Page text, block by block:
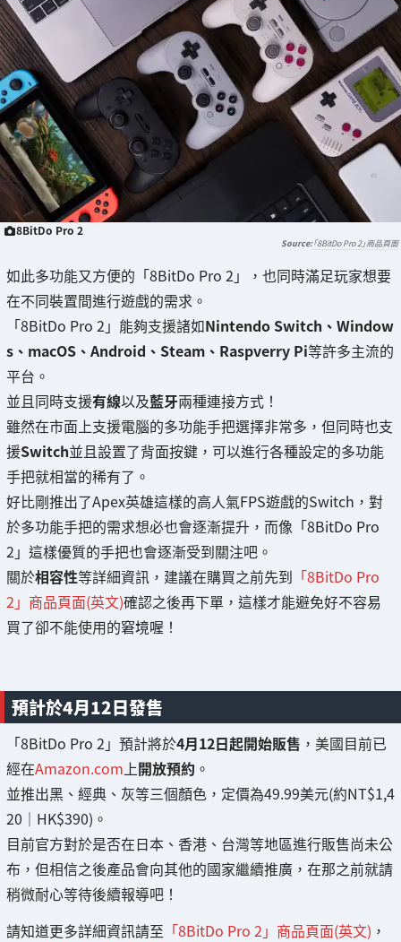
8BitDo Pro 2
「8BitDo Pro 2」商品頁面
如此多功能又方便的「8BitDo Pro 2」，也同時滿足玩家想要
在不同裝置間進行遊戲的需求。
「8BitDo Pro 2」能夠支援諸如Nintendo Switch、Window
s、macOS、Android、Steam、Raspverry Pi等許多主流的
平台。
並且同時支援有線以及藍牙兩種連接方式！
雖然在市面上支援電腦的多功能手把選擇非常多，但同時也支
援Switch並且設置了背面按鍵，可以進行各種設定的多功能
手把就相當的稀有了。
好比剛推出了Apex英雄這樣的高人氣FPS遊戲的Switch，對
於多功能手把的需求想必也會逐漸提升，而像「8BitDo Pro
2」這樣優質的手把也會逐漸受到關注吧。
關於相容性等詳細資訊，建議在購買之前先到 「8BitDo Pro
2」商品頁面(英文)確認之後再下單，這樣才能避免好不容易
買了卻不能使用的窘境喔！
預計於4月12日發售
「8BitDo Pro 2」預計將於4月12日起開始販售 ，美國目前已
經在Amazon.com上開放預約 。
並推出黑、經典、灰等三個顏色，定價為49.99美元(約NT$1,4
20｜HK$390)。
目前官方對於是否在日本、香港、台灣等地區進行販售尚未公
布，但相信之後產品會向其他的國家繼續推廣，在那之前就請
稍微耐心等待後續報導吧！
請知道更多詳細資訊請至 「8BitDo Pro 2」商品頁面(英文) ，